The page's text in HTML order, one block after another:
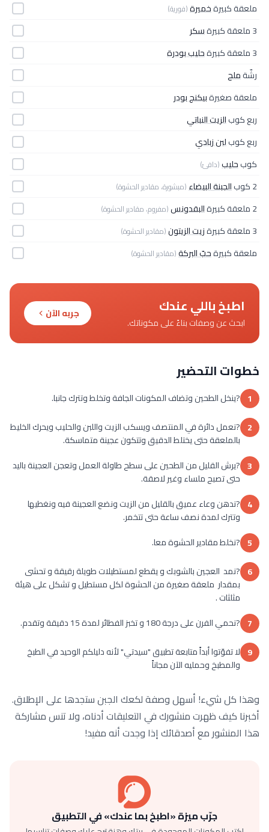
ملعقة كبيرةخميرة(فورية)
3 ملعقة كبيرة
سكر
3 ملعقة كبيرة
حليب بودرة
رشّةملح
ملعقة صغيرةبيكنج بودر
ربع كوبالزيت النباتي
ربع كوبلبن زبادي
كوبحليب(دافئ)
2 كوب الجبنة البيضاء(مبشورة، مقادير الحشوة)
2 ملعقة كبيرة البقدونس(مفروم، مقادير الحشوة)
3 ملعقة كبيرة زيت الزيتون(مقادير الحشوة)
ملعقة كبيرةحبّ البركة(مقادير الحشوة)
اطبخ باللي عندك
ابحث عن وصفات بناءً على مكوناتك.
جربه الآن
خطوات التحضير
1 ?ينخل الطحين وتضاف المكونات الجافة وتخلط وتترك جانبا.
2 ?نعمل دائرة في المنتصف ويسكب الزيت واللبن والحليب ويحرك الخليط
بالملعقة حتى يختلط الدقيق وتتكون عجينة متماسكة.
3 ?يرش القليل من الطحين على سطح طاولة العمل وتعجن العجينة باليد
حتى تصبح ملساء وغير لاصقة.
4 ?ندهن وعاء عميق بالقليل من الزيت ونضع العجينة فيه ونغطيها
وتترك لمدة نصف ساعة حتى تتخمر.
5 ?نخلط مقادير الحشوة معا.
6 ?نمد العجين بالشوبك و يقطع لمستطيلات طويلة رقيقة و تحشى
بمقدار ملعقة صغيرة من الحشوة لكل مستطيل و تشكل على هيئة
مثلثات .
7 ?نحمي الفرن على درجة 180 و تخبز الفطائر لمدة 15 دقيقة وتقدم.
9 لا تفوّتوا أبداً متابعة تطبيق "سيدتي" لأنه دليلكم الوحيد في الطبخ
والمطبخ وحمليه الآن مجاناً
وهذا كل شيء! أسهل وصفة لكعك الجبن ستجدها على الإطلاق.
أخبرنا كيف ظهرت منشورك في التعليقات أدناه، ولا تنس مشاركة
هذا المنشور مع أصدقائك إذا وجدت أنه مفيد!
جرّب ميزة «اطبخ بما عندك» في التطبيق